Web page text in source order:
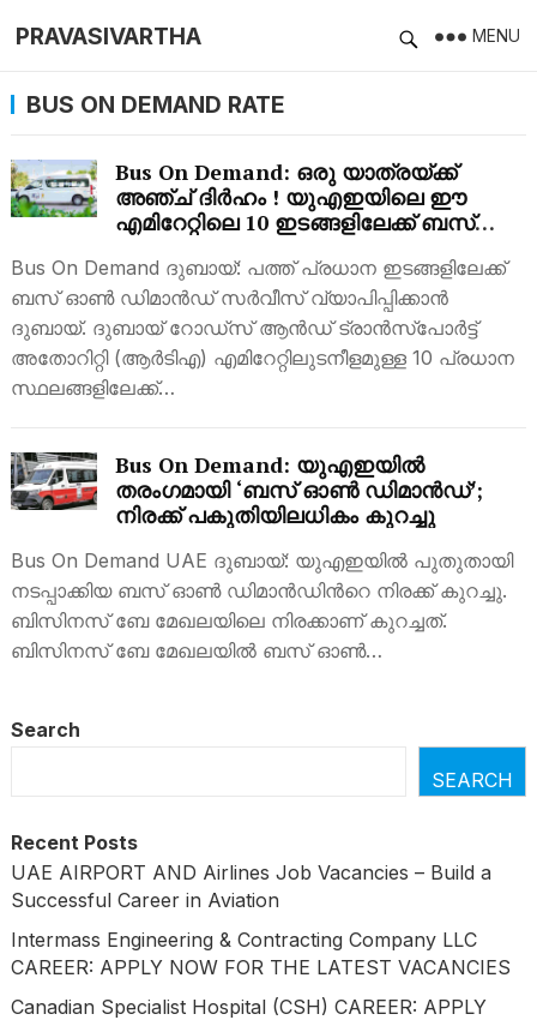
PRAVASIVARTHA MENU
BUS ON DEMAND RATE
Bus On Demand: ഒരു യാത്രയ്ക്ക്
അഞ്ച് ദിർഹം ! യുഎഇയിലെ ഈ
എമിറേറ്റിലെ 10 ഇടങ്ങളിലേക്ക് ബസ്
Bus On Demand ദുബായ്: പത്ത് പ്രധാന ഇടങ്ങളിലേക്ക്
ബസ് ഓണ്‍ ഡിമാന്‍ഡ് സര്‍വീസ് വ്യാപിപ്പിക്കാന്‍
ദുബായ്. ദുബായ് റോഡ്‌സ് ആൻഡ് ട്രാൻസ്‌പോർട്ട്
അതോറിറ്റി (ആർ‌ടി‌എ) എമിറേറ്റിലുടനീളമുള്ള 10 പ്രധാന
സ്ഥലങ്ങളിലേക്ക്…
Bus On Demand: യുഎഇയില്‍
തരംഗമായി ‘ബസ് ഓണ്‍ ഡിമാന്‍ഡ്’;
നിരക്ക് പകുതിയിലധികം കുറച്ചു
Bus On Demand UAE ദുബായ്: യുഎഇയില്‍ പുതുതായി
നടപ്പാക്കിയ ബസ് ഓണ്‍ ഡിമാന്‍ഡിന്‍റെ നിരക്ക് കുറച്ചു.
ബിസിനസ് ബേ മേഖലയിലെ നിരക്കാണ് കുറച്ചത്.
ബിസിനസ് ബേ മേഖലയിൽ ബസ് ഓൺ…
Search
SEARCH
Recent Posts
UAE AIRPORT AND Airlines Job Vacancies – Build a
Successful Career in Aviation
Intermass Engineering & Contracting Company LLC
CAREER: APPLY NOW FOR THE LATEST VACANCIES
Canadian Specialist Hospital (CSH) CAREER: APPLY